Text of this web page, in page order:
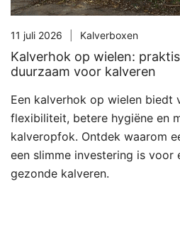
11 juli 2026 Kalverboxen
Kalverhok op wielen:
duurzaam voor kalveren
Een kalverhok op wielen biedt
flexibiliteit, betere hygiëne en
kalveropfok. Ontdek waarom
een slimme investering is voor
gezonde kalveren.